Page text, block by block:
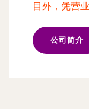
目外，凭营
公司简介